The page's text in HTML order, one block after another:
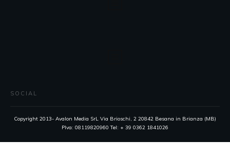
SOCIAL
Copyright 2013- Avalon Media SrL Via Brioschi, 2 20842 Besana in Brianza (MB)
PIva: 08119820960 Tel: + 39 0362 1841026